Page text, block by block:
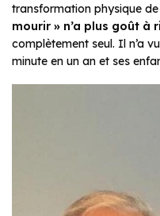
transformation physique de
mourir » n’a plus goût à
complètement seul. Il n’a
minute en un an et ses